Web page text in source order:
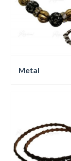
Metal